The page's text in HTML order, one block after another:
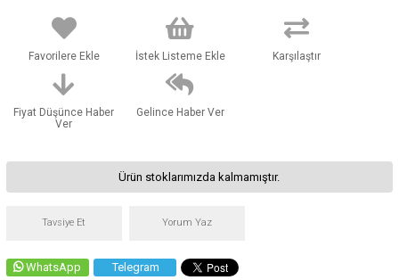
Favorilere Ekle İstek Listeme Ekle Karşılaştır
Fiyat Düşünce Haber
Ver
Gelince Haber Ver
Ürün stoklarımızda kalmamıştır.
Tavsiye Et Yorum Yaz
WhatsApp Telegram